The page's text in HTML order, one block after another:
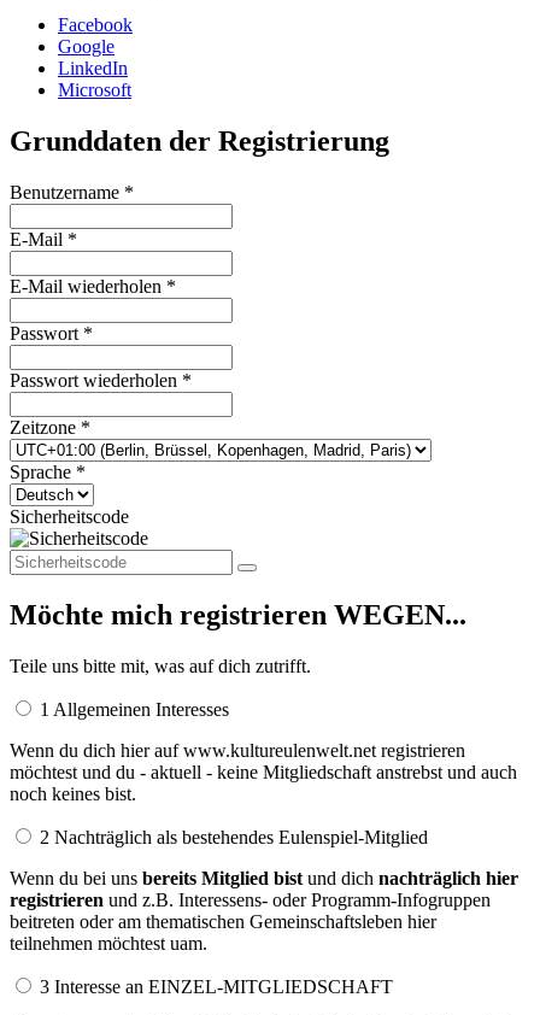
Facebook
Google
LinkedIn
Microsoft
Grunddaten der Registrierung
Benutzername *
E-Mail *
E-Mail wiederholen *
Passwort *
Passwort wiederholen *
Zeitzone *
Sprache *
Sicherheitscode
Möchte mich registrieren WEGEN...
Teile uns bitte mit, was auf dich zutrifft.
1 Allgemeinen Interesses
Wenn du dich hier auf www.kultureulenwelt.net registrieren
möchtest und du - aktuell - keine Mitgliedschaft anstrebst und auch
noch keines bist.
2 Nachträglich als bestehendes Eulenspiel-Mitglied
Wenn du bei uns bereits Mitglied bist und dich nachträglich hier
registrieren und z.B. Interessens- oder Programm-Infogruppen
beitreten oder am thematischen Gemeinschaftsleben hier
teilnehmen möchtest uam.
3 Interesse an EINZEL-MITGLIEDSCHAFT